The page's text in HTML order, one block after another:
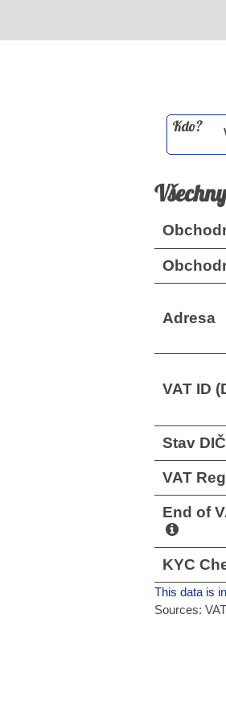
Kdo?
Adresa
VAT ID
Stav DIČ
VAT
End of
KYC
This data is
Sources: